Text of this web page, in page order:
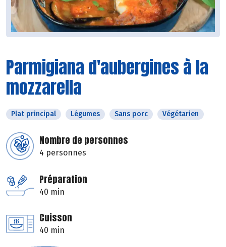
Parmigiana d'aubergines à la
mozzarella
Plat principal Légumes Sans porc Végétarien
Nombre de personnes
4 personnes
Préparation
40 min
Cuisson
40 min